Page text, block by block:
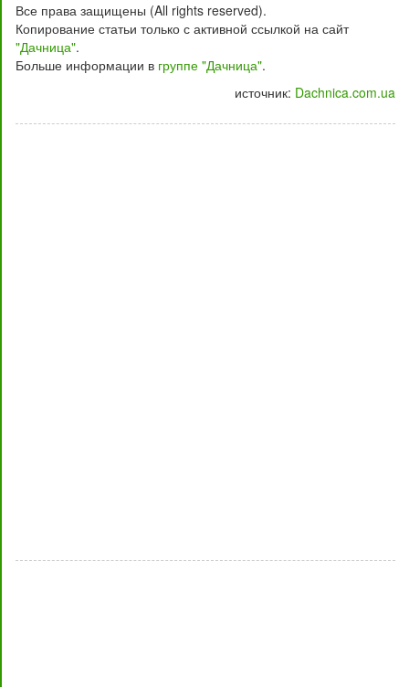
Все права защищены (All rights reserved).
Копирование статьи только с активной ссылкой на сайт
"Дачница".
Больше информации в группе "Дачница".
источник: Dachnica.com.ua